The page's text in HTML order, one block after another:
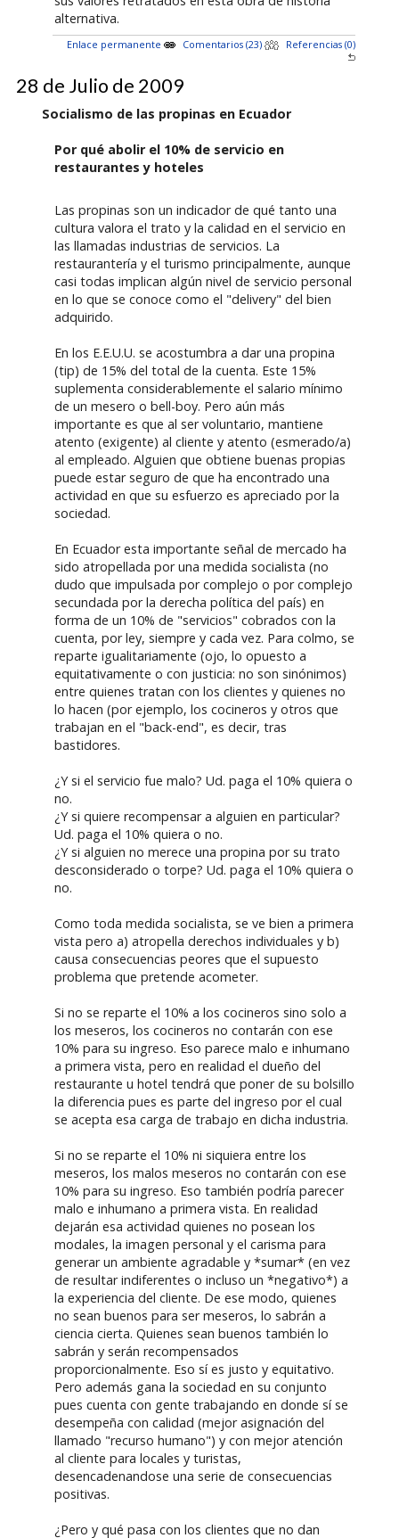
alternativa.
Enlace permanente Comentarios (23) Referencias (0)
28 de Julio de 2009
Socialismo de las propinas en Ecuador
Por qué abolir el 10% de servicio en
restaurantes y hoteles
Las propinas son un indicador de qué tanto una
cultura valora el trato y la calidad en el servicio en
las llamadas industrias de servicios. La
restaurantería y el turismo principalmente, aunque
casi todas implican algún nivel de servicio personal
en lo que se conoce como el "delivery" del bien
adquirido.
En los E.E.U.U. se acostumbra a dar una propina
(tip) de 15% del total de la cuenta. Este 15%
suplementa considerablemente el salario mínimo
de un mesero o bell-boy. Pero aún más
importante es que al ser voluntario, mantiene
atento (exigente) al cliente y atento (esmerado/a)
al empleado. Alguien que obtiene buenas propias
puede estar seguro de que ha encontrado una
actividad en que su esfuerzo es apreciado por la
sociedad.
En Ecuador esta importante señal de mercado ha
sido atropellada por una medida socialista (no
dudo que impulsada por complejo o por complejo
secundada por la derecha política del país) en
forma de un 10% de "servicios" cobrados con la
cuenta, por ley, siempre y cada vez. Para colmo, se
reparte igualitariamente (ojo, lo opuesto a
equitativamente o con justicia: no son sinónimos)
entre quienes tratan con los clientes y quienes no
lo hacen (por ejemplo, los cocineros y otros que
trabajan en el "back-end", es decir, tras
bastidores.
¿Y si el servicio fue malo? Ud. paga el 10% quiera o
no.
¿Y si quiere recompensar a alguien en particular?
Ud. paga el 10% quiera o no.
¿Y si alguien no merece una propina por su trato
desconsiderado o torpe? Ud. paga el 10% quiera o
no.
Como toda medida socialista, se ve bien a primera
vista pero a) atropella derechos individuales y b)
causa consecuencias peores que el supuesto
problema que pretende acometer.
Si no se reparte el 10% a los cocineros sino solo a
los meseros, los cocineros no contarán con ese
10% para su ingreso. Eso parece malo e inhumano
a primera vista, pero en realidad el dueño del
restaurante u hotel tendrá que poner de su bolsillo
la diferencia pues es parte del ingreso por el cual
se acepta esa carga de trabajo en dicha industria.
Si no se reparte el 10% ni siquiera entre los
meseros, los malos meseros no contarán con ese
10% para su ingreso. Eso también podría parecer
malo e inhumano a primera vista. En realidad
dejarán esa actividad quienes no posean los
modales, la imagen personal y el carisma para
generar un ambiente agradable y *sumar* (en vez
de resultar indiferentes o incluso un *negativo*) a
la experiencia del cliente. De ese modo, quienes
no sean buenos para ser meseros, lo sabrán a
ciencia cierta. Quienes sean buenos también lo
sabrán y serán recompensados
proporcionalmente. Eso sí es justo y equitativo.
Pero además gana la sociedad en su conjunto
pues cuenta con gente trabajando en donde sí se
desempeña con calidad (mejor asignación del
llamado "recurso humano") y con mejor atención
al cliente para locales y turistas,
desencadenandose una serie de consecuencias
positivas.
¿Pero y qué pasa con los clientes que no dan